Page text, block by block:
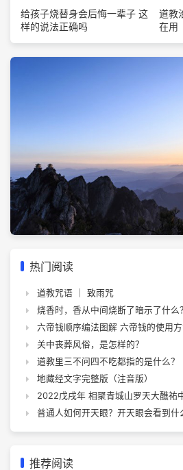
给孩子烧替身会后悔一辈子 这
样的说法正确吗
道教
在用
热门阅读
道教咒语 ｜ 致雨咒
烧香时，香从中间烧断了暗示了什么？
六帝钱顺序编法图解 六帝钱的使用
关中丧葬风俗，是怎样的？
道教里三不问四不吃都指的是什么？
地藏经文字完整版（注音版）
2022戊戌年 相聚青城山罗天大醮祐
普通人如何开天眼？开天眼会看到什
推荐阅读